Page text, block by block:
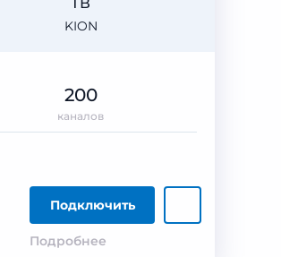
KION
Подключить
Подробнее
200
каналов